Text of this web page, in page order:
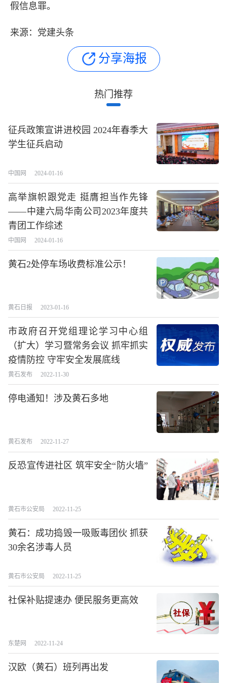
假信息罪。
来源：党建头条
分享海报
热门推荐
征兵政策宣讲进校园 2024年春季大
学生征兵启动
中国网 2024-01-16
高举旗帜跟党走 挺膺担当作先锋
——中建六局华南公司2023年度共
青团工作综述
中国网 2024-01-16
黄石2处停车场收费标准公示！
黄石日报 2023-01-16
市政府召开党组理论学习中心组
（扩大）学习暨常务会议 抓牢抓实
疫情防控 守牢安全发展底线
黄石发布 2022-11-30
停电通知！涉及黄石多地
黄石发布 2022-11-27
反恐宣传进社区 筑牢安全“防火墙”
黄石市公安局 2022-11-25
黄石：成功捣毁一吸贩毒团伙 抓获
30余名涉毒人员
黄石市公安局 2022-11-25
社保补贴提速办 便民服务更高效
东楚网 2022-11-24
汉欧（黄石）班列再出发